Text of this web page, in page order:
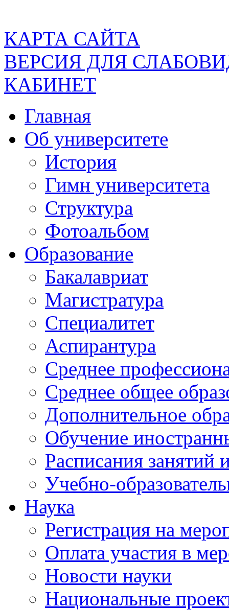
КАРТА САЙТА
ВЕРСИЯ ДЛЯ
КАБИНЕТ
Главная
Об университете
История
Гимн университета
Структура
Фотоальбом
Образование
Бакалавриат
Магистратура
Специалитет
Аспирантура
Среднее
Среднее общее
Дополнительное
Обучение
Расписания занятий
Учебно-
Наука
Регистрация на
Оплата участия в
Новости науки
Национальные